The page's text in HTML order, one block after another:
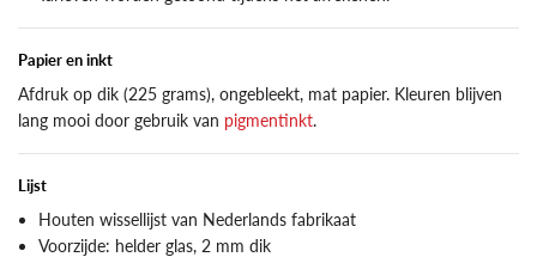
Papier en inkt
Afdruk op dik (225 grams), ongebleekt, mat papier. Kleuren blijven
lang mooi door gebruik van pigmentinkt.
Lijst
Houten wissellijst van Nederlands fabrikaat
Voorzijde: helder glas, 2 mm dik